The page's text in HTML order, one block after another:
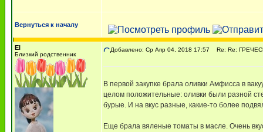
Вернуться к началу
El
Близкий родственник
Добавлено: Ср Апр 04, 2018 17:57 Re: Re:
В первой закупке брала оливки Амфисса в
целом положительные: оливки были разной
бурые. И на вкус разные, какие-то более
Еще брала вяленые томаты в масле. Очень